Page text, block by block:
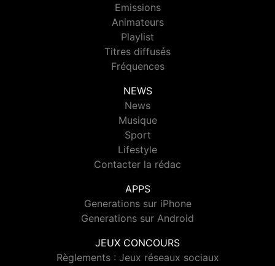
Emissions
Animateurs
Playlist
Titres diffusés
Fréquences
NEWS
News
Musique
Sport
Lifestyle
Contacter la rédac
APPS
Generations sur iPhone
Generations sur Android
JEUX CONCOURS
Règlements : Jeux réseaux sociaux